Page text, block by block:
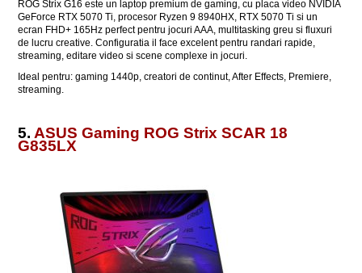
ROG Strix G16 este un laptop premium de gaming, cu placa video NVIDIA
GeForce RTX 5070 Ti, procesor Ryzen 9 8940HX, RTX 5070 Ti si un
ecran FHD+ 165Hz perfect pentru jocuri AAA, multitasking greu si fluxuri
de lucru creative. Configuratia il face excelent pentru randari rapide,
streaming, editare video si scene complexe in jocuri.
Ideal pentru: gaming 1440p, creatori de continut, After Effects, Premiere,
streaming.
5. ASUS Gaming ROG Strix SCAR 18
G835LX